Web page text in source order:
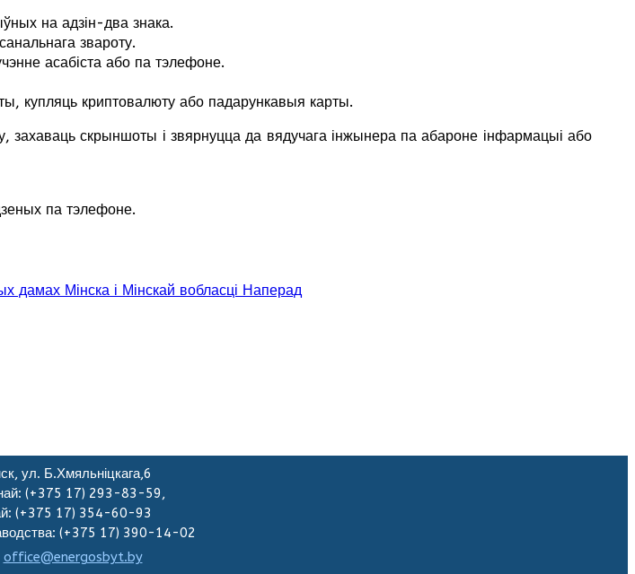
на адзін-два знака.
звароту.
асабіста або па тэлефоне.
купляць криптовалюту або падарункавыя карты.
захаваць скрыншоты і звярнуцца да вядучага інжынера па абароне інфармацыі або
па тэлефоне.
Мінска і Мінскай вобласці Наперад
ул. Б.Хмяльніцкага,6
(+375 17) 293-83-59,
(+375 17) 354-60-93
(+375 17) 390-14-02
office@energosbyt.by